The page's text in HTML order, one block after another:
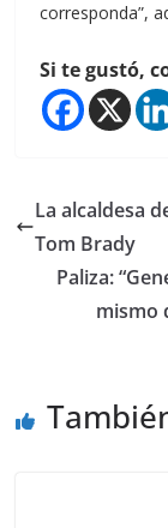
corresponda”,
Si te gustó,
La alcaldesa
Tom Brady
Paliza:
mismo